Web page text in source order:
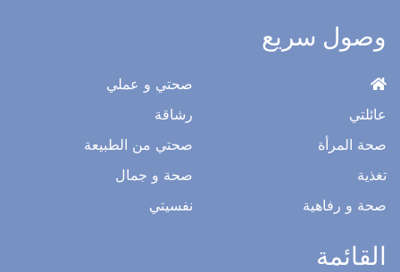
وصول سريع
عائلتي
صحة المرأة
تغذية
صحة و رفاهية
صحتي و عملي
رشاقة
صحتي من الطبيعة
صحة و جمال
نفسيتي
القائمة